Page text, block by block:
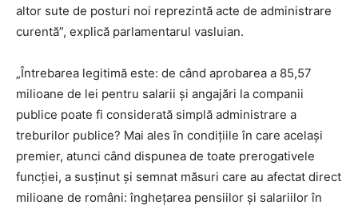
altor sute de posturi noi reprezintă acte de administrare
curentă”, explică parlamentarul vasluian.
„Întrebarea legitimă este: de când aprobarea a 85,57
milioane de lei pentru salarii şi angajări la companii
publice poate fi considerată simplă administrare a
treburilor publice? Mai ales în condiţiile în care acelaşi
premier, atunci când dispunea de toate prerogativele
funcţiei, a susţinut şi semnat măsuri care au afectat direct
milioane de români: îngheţarea pensiilor şi salariilor în